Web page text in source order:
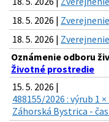
18. 5. 2026 |
18. 5. 2026 |
Oznámenie odboru
Životné prostredie
15. 5. 2026 |
488155/2026 : výrub 1
Záhorská Bystrica -